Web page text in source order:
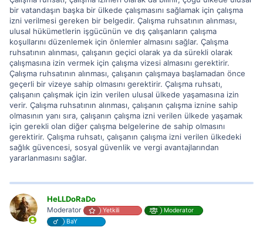
bir vatandaşın başka bir ülkede çalışmasını sağlamak için çalışma
izni verilmesi gereken bir belgedir. Çalışma ruhsatının alınması,
ulusal hükümetlerin işgücünün ve dış çalışanların çalışma
koşullarını düzenlemek için önlemler almasını sağlar. Çalışma
ruhsatının alınması, çalışanın geçici olarak ya da sürekli olarak
çalışmasına izin vermek için çalışma vizesi almasını gerektirir.
Çalışma ruhsatının alınması, çalışanın çalışmaya başlamadan önce
geçerli bir vizeye sahip olmasını gerektirir. Çalışma ruhsatı,
çalışanın çalışmak için izin verilen ulusal ülkede yaşamasına izin
verir. Çalışma ruhsatının alınması, çalışanın çalışma iznine sahip
olmasının yanı sıra, çalışanın çalışma izni verilen ülkede yaşamak
için gerekli olan diğer çalışma belgelerine de sahip olmasını
gerektirir. Çalışma ruhsatı, çalışanın çalışma izni verilen ülkedeki
sağlık güvencesi, sosyal güvenlik ve vergi avantajlarından
yararlanmasını sağlar.
HeLLDoRaDo
Moderator Yetkili
Moderator
BaY